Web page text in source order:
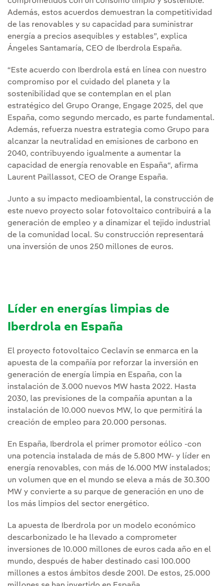
Además, estos acuerdos demuestran la competitividad
de las renovables y su capacidad para suministrar
energía a precios asequibles y estables”, explica
Ángeles Santamaría, CEO de Iberdrola España.
“Este acuerdo con Iberdrola está en línea con nuestro
compromiso por el cuidado del planeta y la
sostenibilidad que se contemplan en el plan
estratégico del Grupo Orange, Engage 2025, del que
España, como segundo mercado, es parte fundamental.
Además, refuerza nuestra estrategia como Grupo para
alcanzar la neutralidad en emisiones de carbono en
2040, contribuyendo igualmente a aumentar la
capacidad de energía renovable en España“, afirma
Laurent Paillassot, CEO de Orange España.
Junto a su impacto medioambiental, la construcción de
este nuevo proyecto solar fotovoltaico contribuirá a la
generación de empleo y a dinamizar el tejido industrial
de la comunidad local. Su construcción representará
una inversión de unos 250 millones de euros.
Líder en energías limpias de
Iberdrola en España
El proyecto fotovoltaico Ceclavín se enmarca en la
apuesta de la compañía por reforzar la inversión en
generación de energía limpia en España, con la
instalación de 3.000 nuevos MW hasta 2022. Hasta
2030, las previsiones de la compañía apuntan a la
instalación de 10.000 nuevos MW, lo que permitirá la
creación de empleo para 20.000 personas.
En España, Iberdrola el primer promotor eólico -con
una potencia instalada de más de 5.800 MW- y líder en
energía renovables, con más de 16.000 MW instalados;
un volumen que en el mundo se eleva a más de 30.300
MW y convierte a su parque de generación en uno de
los más limpios del sector energético.
La apuesta de Iberdrola por un modelo económico
descarbonizado le ha llevado a comprometer
inversiones de 10.000 millones de euros cada año en el
mundo, después de haber destinado casi 100.000
millones a estos ámbitos desde 2001. De estos, 25.000